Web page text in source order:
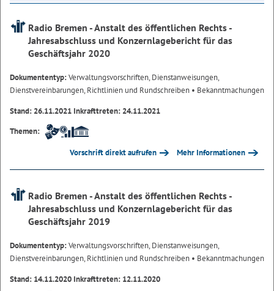
Radio Bremen - Anstalt des öffentlichen Rechts -
Jahresabschluss und Konzernlagebericht für das
Geschäftsjahr 2020
Dokumententyp:Verwaltungsvorschriften, Dienstanweisungen,
Dienstvereinbarungen, Richtlinien und Rundschreiben • Bekanntmachungen
Stand: 26.11.2021 Inkrafttreten: 24.11.2021
Themen:
Vorschrift direkt aufrufen Mehr Informationen
Radio Bremen - Anstalt des öffentlichen Rechts -
Jahresabschluss und Konzernlagebericht für das
Geschäftsjahr 2019
Dokumententyp:Verwaltungsvorschriften, Dienstanweisungen,
Dienstvereinbarungen, Richtlinien und Rundschreiben • Bekanntmachungen
Stand: 14.11.2020 Inkrafttreten: 12.11.2020